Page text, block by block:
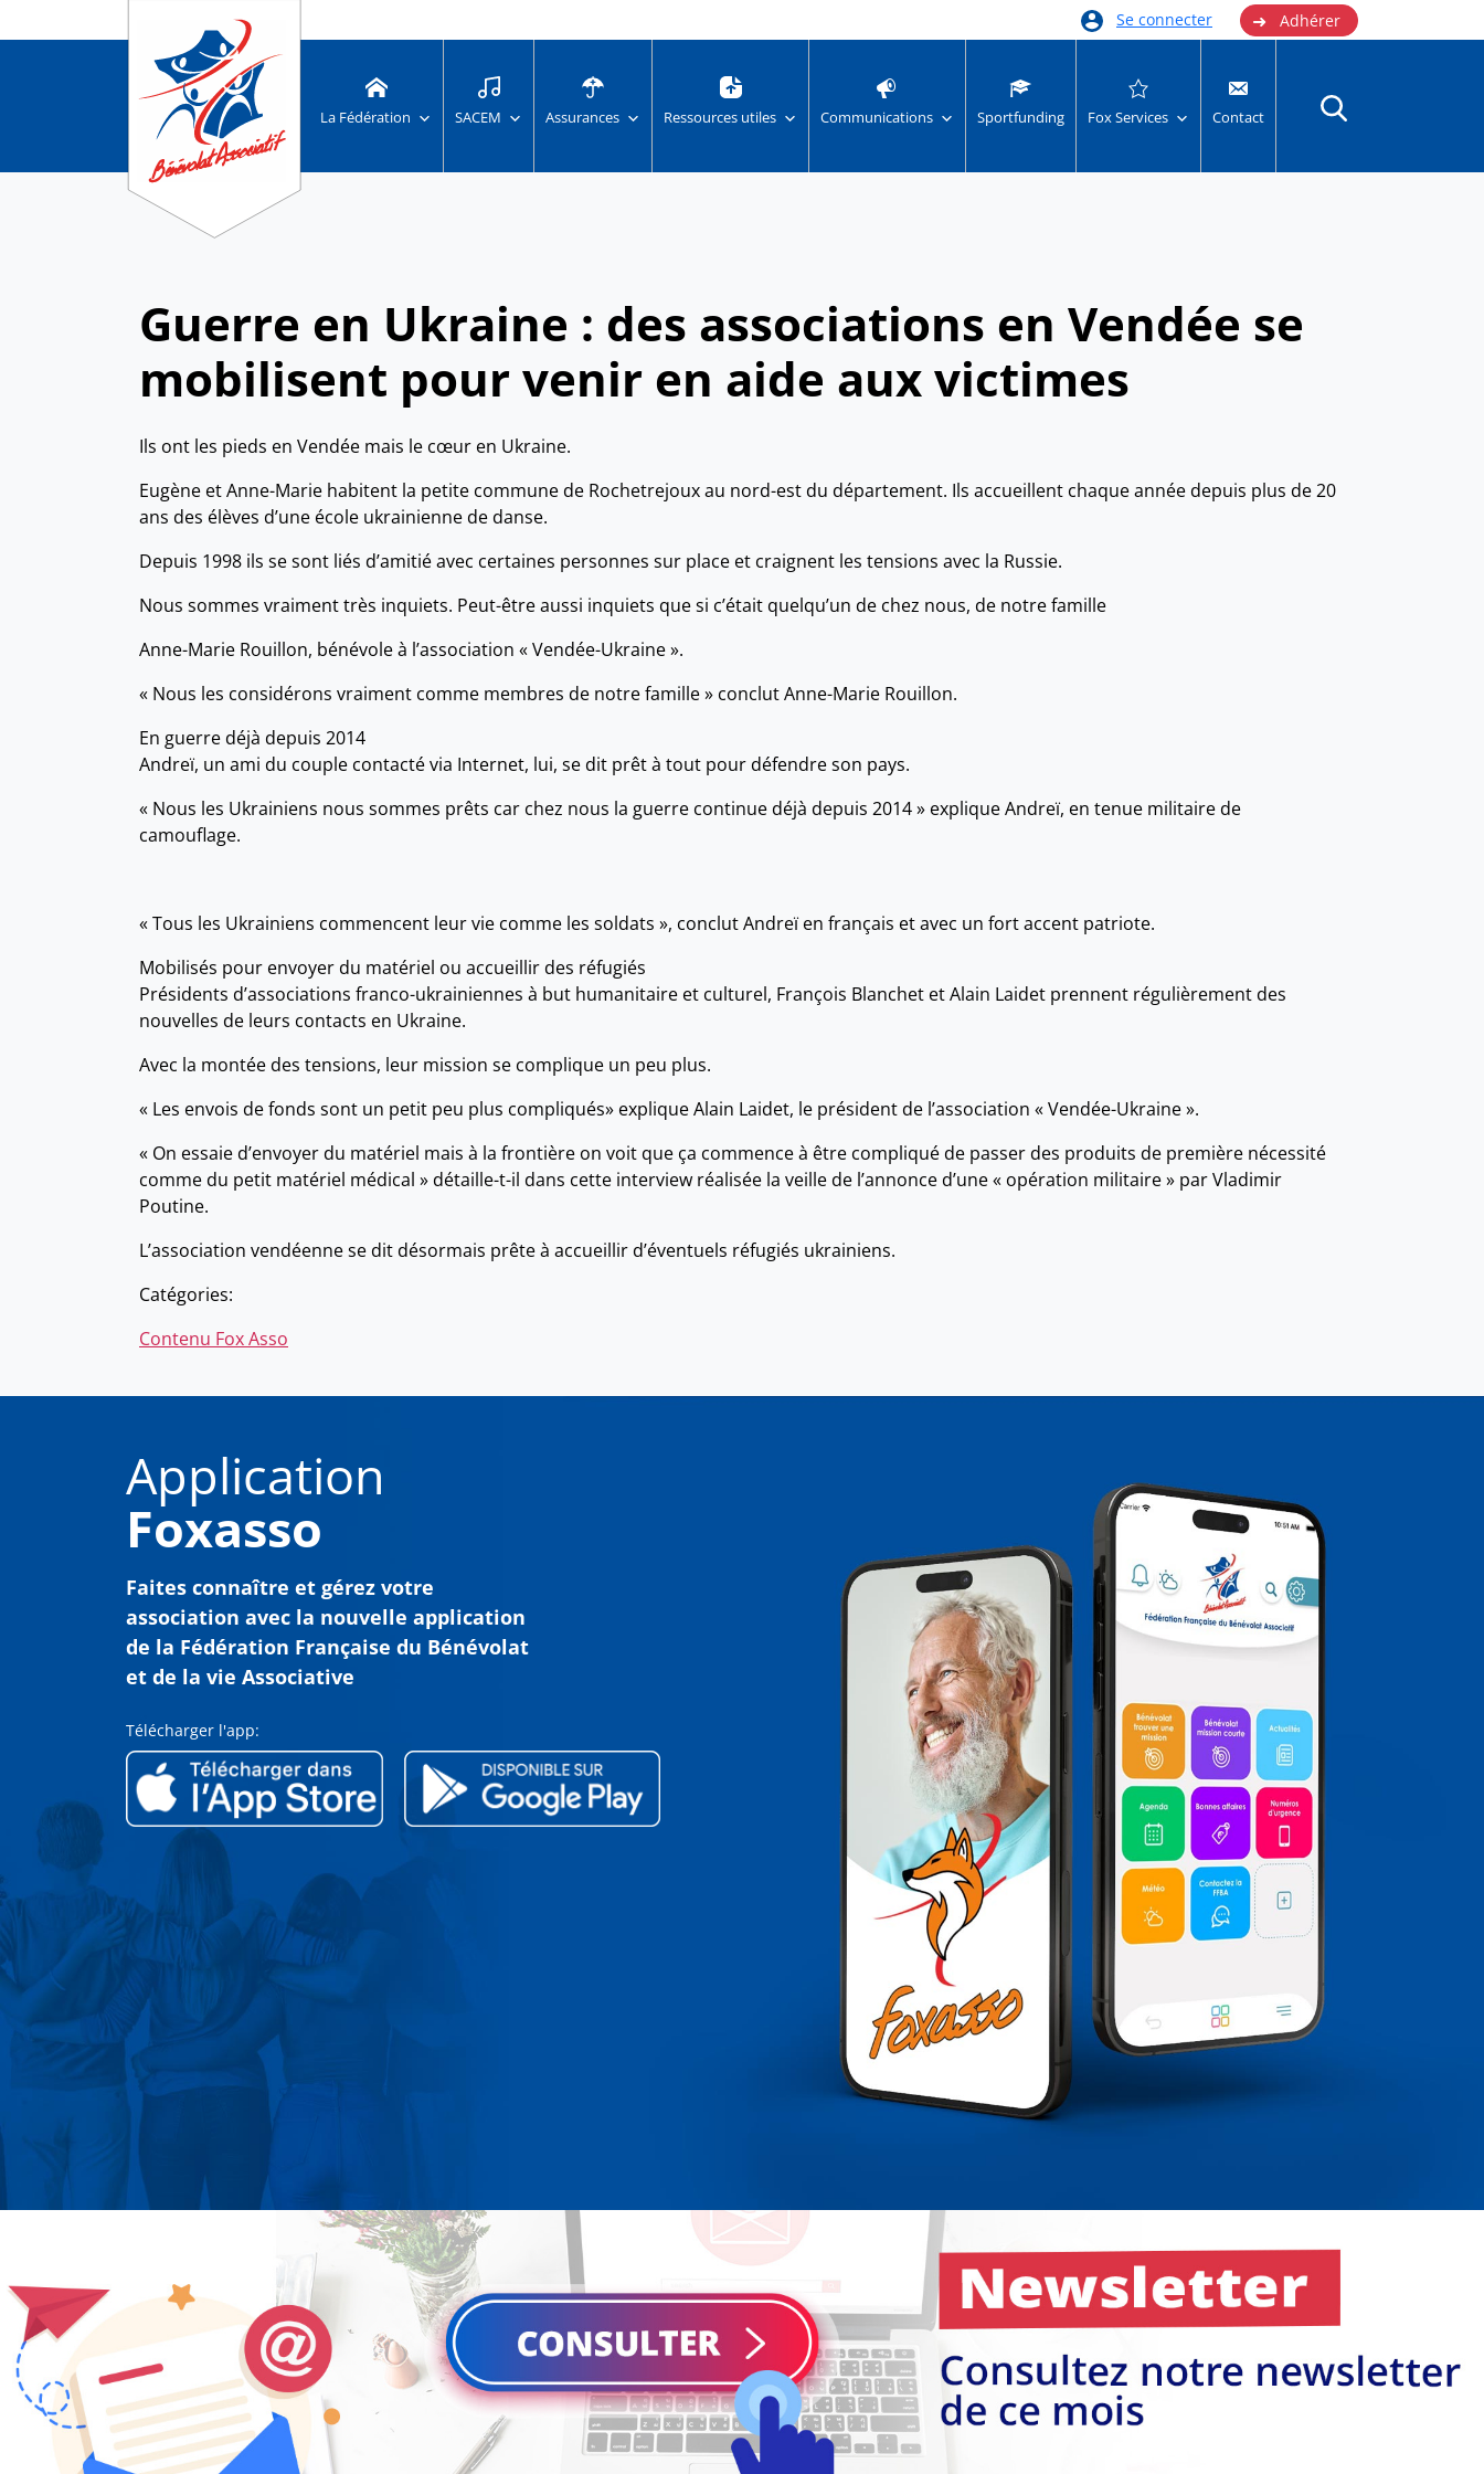
Se connecter ➜ Adhérer
La Fédération SACEM Assurances Ressources utiles Communications Sportfunding Fox Services Contact
Guerre en Ukraine : des associations en Vendée se
mobilisent pour venir en aide aux victimes
Ils ont les pieds en Vendée mais le cœur en Ukraine.
Eugène et Anne-Marie habitent la petite commune de Rochetrejoux au nord-est du département. Ils accueillent chaque année depuis plus de 20
ans des élèves d’une école ukrainienne de danse.
Depuis 1998 ils se sont liés d’amitié avec certaines personnes sur place et craignent les tensions avec la Russie.
Nous sommes vraiment très inquiets. Peut-être aussi inquiets que si c’était quelqu’un de chez nous, de notre famille
Anne-Marie Rouillon, bénévole à l’association « Vendée-Ukraine ».
« Nous les considérons vraiment comme membres de notre famille » conclut Anne-Marie Rouillon.
En guerre déjà depuis 2014
Andreï, un ami du couple contacté via Internet, lui, se dit prêt à tout pour défendre son pays.
« Nous les Ukrainiens nous sommes prêts car chez nous la guerre continue déjà depuis 2014 » explique Andreï, en tenue militaire de
camouflage.
« Tous les Ukrainiens commencent leur vie comme les soldats », conclut Andreï en français et avec un fort accent patriote.
Mobilisés pour envoyer du matériel ou accueillir des réfugiés
Présidents d’associations franco-ukrainiennes à but humanitaire et culturel, François Blanchet et Alain Laidet prennent régulièrement des
nouvelles de leurs contacts en Ukraine.
Avec la montée des tensions, leur mission se complique un peu plus.
« Les envois de fonds sont un petit peu plus compliqués» explique Alain Laidet, le président de l’association « Vendée-Ukraine ».
« On essaie d’envoyer du matériel mais à la frontière on voit que ça commence à être compliqué de passer des produits de première nécessité
comme du petit matériel médical » détaille-t-il dans cette interview réalisée la veille de l’annonce d’une « opération militaire » par Vladimir
Poutine.
L’association vendéenne se dit désormais prête à accueillir d’éventuels réfugiés ukrainiens.
Catégories:
Contenu Fox Asso
Application
Foxasso
Faites connaître et gérez votre
association avec la nouvelle application
de la Fédération Française du Bénévolat
et de la vie Associative
Télécharger l'app: